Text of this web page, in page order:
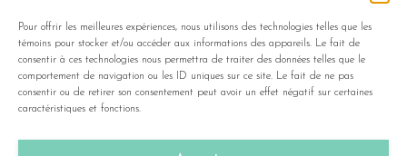
Pour offrir les meilleures expériences, nous utilisons des technologies telles que les
témoins pour stocker et/ou accéder aux informations des appareils. Le fait de
consentir à ces technologies nous permettra de traiter des données telles que le
comportement de navigation ou les ID uniques sur ce site. Le fait de ne pas
consentir ou de retirer son consentement peut avoir un effet négatif sur certaines
caractéristiques et fonctions.
Heure d’ouverture
Lundi au vendredi : 7 à 17h
Samedi : Fermé
Dimanche : Fermé
R.B.Q. 5816-8345-01